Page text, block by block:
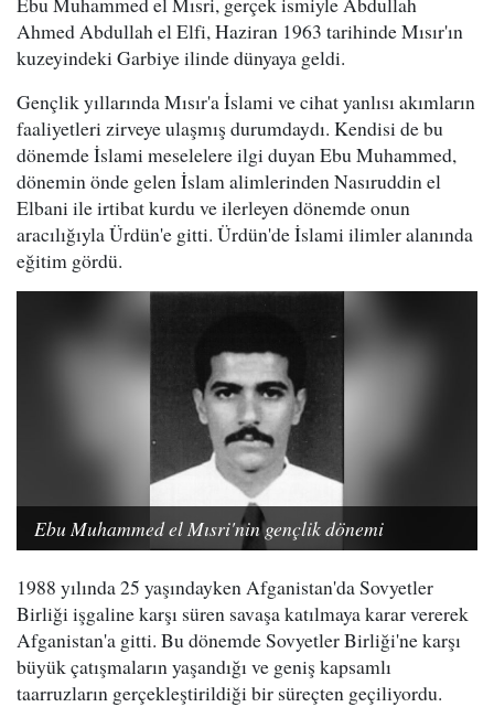
Ahmed Abdullah el Elfi, Haziran 1963 tarihinde Mısır'ın
kuzeyindeki Garbiye ilinde dünyaya geldi.
Gençlik yıllarında Mısır'a İslami ve cihat yanlısı akımların
faaliyetleri zirveye ulaşmış durumdaydı. Kendisi de bu
dönemde İslami meselelere ilgi duyan Ebu Muhammed,
dönemin önde gelen İslam alimlerinden Nasıruddin el
Elbani ile irtibat kurdu ve ilerleyen dönemde onun
aracılığıyla Ürdün'e gitti. Ürdün'de İslami ilimler alanında
eğitim gördü.
Ebu Muhammed el Mısri'nin gençlik dönemi
1988 yılında 25 yaşındayken Afganistan'da Sovyetler
Birliği işgaline karşı süren savaşa katılmaya karar vererek
Afganistan'a gitti. Bu dönemde Sovyetler Birliği'ne karşı
büyük çatışmaların yaşandığı ve geniş kapsamlı
taarruzların gerçekleştirildiği bir süreçten geçiliyordu.